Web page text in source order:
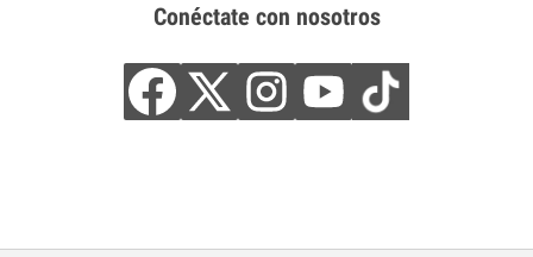
Conéctate con nosotros